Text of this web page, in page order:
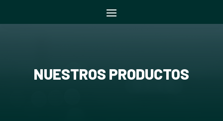
NUESTROS PRODUCTOS